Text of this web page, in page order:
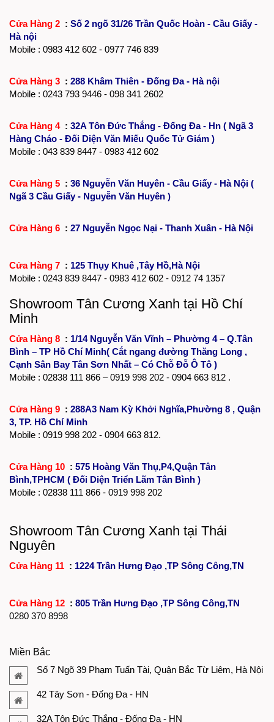
Cửa Hàng 2 : Số 2 ngõ 31/26 Trần Quốc Hoàn - Cầu Giấy -
Hà nội
Mobile : 0983 412 602 - 0977 746 839
Cửa Hàng 3 : 288 Khâm Thiên - Đống Đa - Hà nội
Mobile : 0243 793 9446 - 098 341 2602
Cửa Hàng 4 : 32A Tôn Đức Thắng - Đống Đa - Hn ( Ngã 3
Hàng Cháo - Đối Diện Văn Miếu Quốc Tử Giám )
Mobile : 043 839 8447 - 0983 412 602
Cửa Hàng 5 : 36 Nguyễn Văn Huyên - Cầu Giấy - Hà Nội (
Ngã 3 Cầu Giấy - Nguyễn Văn Huyên )
Cửa Hàng 6 : 27 Nguyễn Ngọc Nại - Thanh Xuân - Hà Nội
Cửa Hàng 7 : 125 Thụy Khuê ,Tây Hồ,Hà Nội
Mobile : 0243 839 8447 - 0983 412 602 - 0912 74 1357
Showroom Tân Cương Xanh tại Hồ Chí
Minh
Cửa Hàng 8 : 1/14 Nguyễn Văn Vĩnh – Phường 4 – Q.Tân
Bình – TP Hồ Chí Minh( Cắt ngang đường Thăng Long ,
Cạnh Sân Bay Tân Sơn Nhất – Có Chỗ Đỗ Ô Tô )
Mobile : 02838 111 866 – 0919 998 202 - 0904 663 812 .
Cửa Hàng 9 : 288A3 Nam Kỳ Khởi Nghĩa,Phường 8 , Quận
3, TP. Hồ Chí Minh
Mobile : 0919 998 202 - 0904 663 812.
Cửa Hàng 10 : 575 Hoàng Văn Thụ,P4,Quận Tân
Bình,TPHCM ( Đối Diện Triển Lãm Tân Bình )
Mobile : 02838 111 866 - 0919 998 202
Showroom Tân Cương Xanh tại Thái
Nguyên
Cửa Hàng 11 : 1224 Trần Hưng Đạo ,TP Sông Công,TN
Cửa Hàng 12 : 805 Trần Hưng Đạo ,TP Sông Công,TN
0280 370 8998
Miền Bắc
Số 7 Ngõ 39 Phạm Tuấn Tài, Quận Bắc Từ Liêm, Hà Nội
42 Tây Sơn - Đống Đa - HN
32A Tôn Đức Thắng - Đống Đa - HN